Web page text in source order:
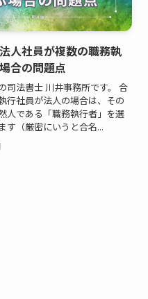
人社員が複数の職務執
合の問題点
司法書士 川井事務所です。 合
行社員が法人の場合は、その
人である「職務執行者」を選
す（厳密にいうと合名...